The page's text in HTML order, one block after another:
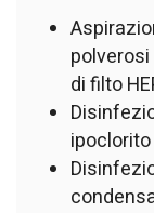
di filto